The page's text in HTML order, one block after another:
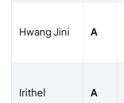
Hwang Jini A
Irithel A